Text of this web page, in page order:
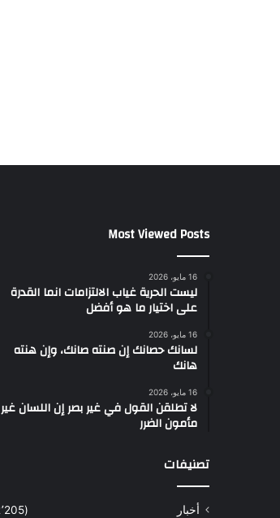
Most Viewed Posts
16 مايو، 2026
ليست الحرية غياب الالتزامات انما القدرة
على اختيار ما هو أفضل
16 مايو، 2026
لسانك حصانك إن صنته صانك، وإن هنته
هانك
16 مايو، 2026
لا تطلقن القول في غير بصر إن اللسان غير
مأمون الضرر
تصنيفات
أخبار
(2٬205)